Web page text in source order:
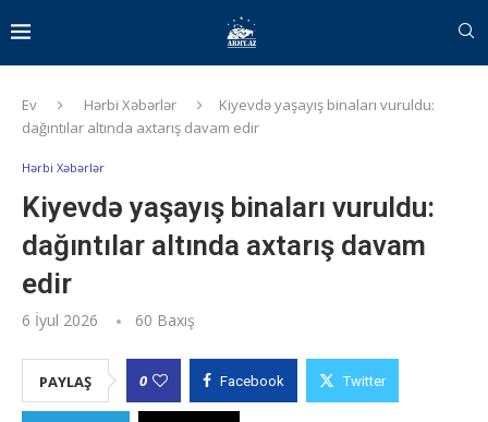
Ev Hərbi Xəbərlər
Kiyevdə yaşayış binaları vuruldu:
dağıntılar altında axtarış davam edir
Hərbi Xəbərlər
Kiyevdə yaşayış binaları vuruldu:
dağıntılar altında axtarış davam
edir
6 İyul 2026 60 Baxış
PAYLAŞ 0 Facebook Twitter